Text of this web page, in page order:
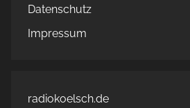
Datenschutz
Impressum
radiokoelsch.de